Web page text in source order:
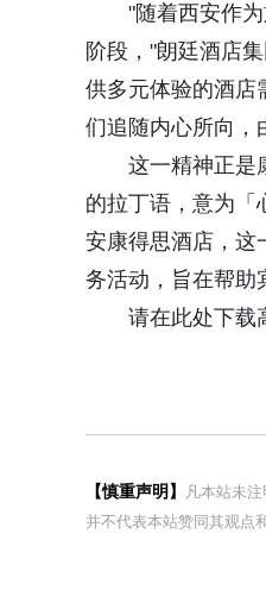
"随着西安作
阶段，"朗廷酒店
供多元体验的酒店
们追随内心所向，
这一精神正是
的拉丁语，意为「
安康得思酒店，这
务活动，旨在帮助
请在此处下载
【慎重声明】
凡本站未
并不代表本站赞同其观点